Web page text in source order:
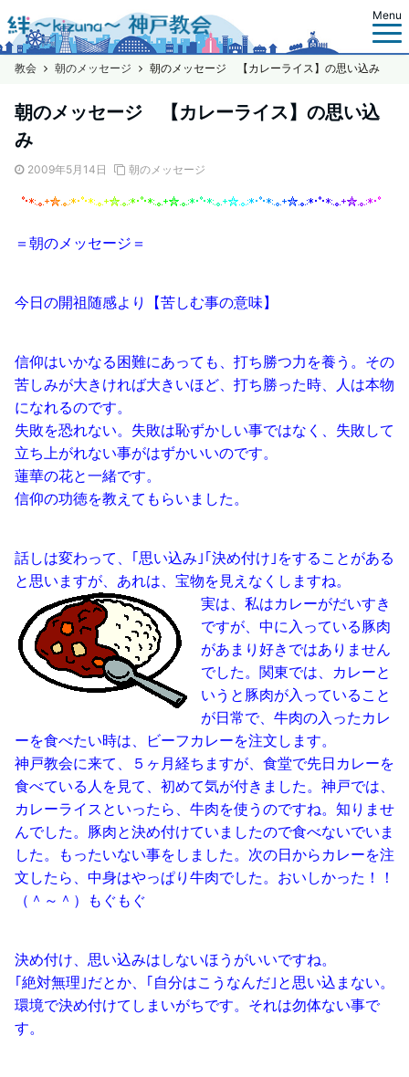
Menu
教会 朝のメッセージ 朝のメッセージ 【カレーライス】の思い込み
朝のメッセージ 【カレーライス】の思い込
み
2009年5月14日 朝のメッセージ
＝朝のメッセージ＝
今日の開祖随感より【苦しむ事の意味】
信仰はいかなる困難にあっても、打ち勝つ力を養う。その
苦しみが大きければ大きいほど、打ち勝った時、人は本物
になれるのです。
失敗を恐れない。失敗は恥ずかしい事ではなく、失敗して
立ち上がれない事がはずかいいのです。
蓮華の花と一緒です。
信仰の功徳を教えてもらいました。
話しは変わって、｢思い込み｣｢決め付け｣をすることがある
と思いますが、あれは、宝物を見えなくしますね。
実は、私はカレーがだいすき
ですが、中に入っている豚肉
があまり好きではありません
でした。関東では、カレーと
いうと豚肉が入っていること
が日常で、牛肉の入ったカレ
ーを食べたい時は、ビーフカレーを注文します。
神戸教会に来て、５ヶ月経ちますが、食堂で先日カレーを
食べている人を見て、初めて気が付きました。神戸では、
カレーライスといったら、牛肉を使うのですね。知りませ
んでした。豚肉と決め付けていましたので食べないでいま
した。もったいない事をしました。次の日からカレーを注
文したら、中身はやっぱり牛肉でした。おいしかった！！
（＾～＾）もぐもぐ
決め付け、思い込みはしないほうがいいですね。
｢絶対無理｣だとか、｢自分はこうなんだ｣と思い込まない。
環境で決め付けてしまいがちです。それは勿体ない事で
す。